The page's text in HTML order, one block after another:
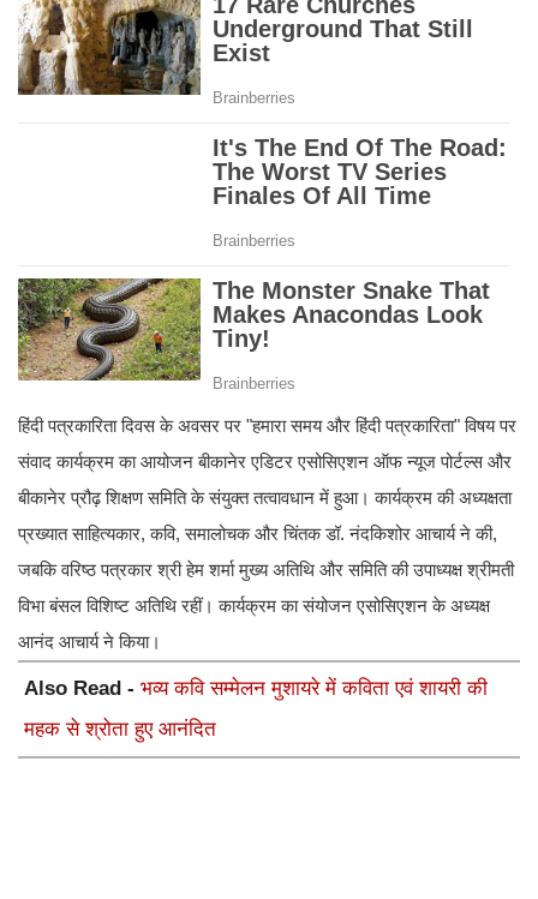
हिंदी पत्रकारिता दिवस के अवसर पर "हमारा समय और हिंदी पत्रकारिता" विषय पर
संवाद कार्यक्रम का आयोजन बीकानेर एडिटर एसोसिएशन ऑफ न्यूज पोर्टल्स और
बीकानेर प्रौढ़ शिक्षण समिति के संयुक्त तत्वावधान में हुआ। कार्यक्रम की अध्यक्षता
प्रख्यात साहित्यकार, कवि, समालोचक और चिंतक डॉ. नंदकिशोर आचार्य ने की,
जबकि वरिष्ठ पत्रकार श्री हेम शर्मा मुख्य अतिथि और समिति की उपाध्यक्ष श्रीमती
विभा बंसल विशिष्ट अतिथि रहीं। कार्यक्रम का संयोजन एसोसिएशन के अध्यक्ष
आनंद आचार्य ने किया।
Also Read - भव्य कवि सम्मेलन मुशायरे में कविता एवं शायरी की
महक से श्रोता हुए आनंदित